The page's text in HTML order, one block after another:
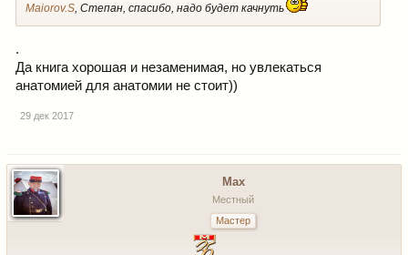
Maiorov.S, Степан, спасибо, надо будет качнуть
.
Да книга хорошая и незаменимая, но увлекаться
анатомией для анатомии не стоит))
29 дек 2017
Max
Местный
Мастер